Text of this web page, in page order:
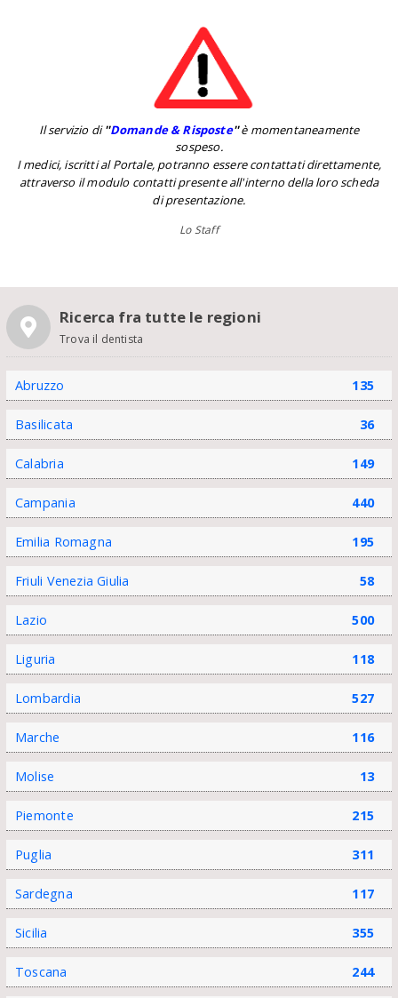
Il servizio di''Domande & Risposte''è momentaneamente
sospeso.
I medici, iscritti al Portale, potranno essere contattati direttamente,
attraverso il modulo contatti presente all'interno della loro scheda
di presentazione.
Lo Staff
Ricerca fra tutte le regioni
Trova il dentista
Abruzzo 135
Basilicata 36
Calabria 149
Campania 440
Emilia Romagna 195
Friuli Venezia Giulia 58
Lazio 500
Liguria 118
Lombardia 527
Marche 116
Molise 13
Piemonte 215
Puglia 311
Sardegna 117
Sicilia 355
Toscana 244